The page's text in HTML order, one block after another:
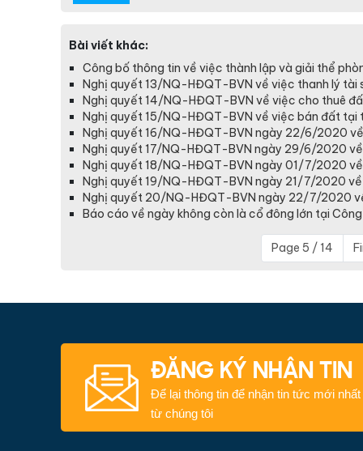
Bài viết khác:
Công bố thông tin về việc thành lập và giải thể
Nghị quyết 13/NQ-HĐQT-BVN về việc thanh lý
Nghị quyết 14/NQ-HĐQT-BVN về việc cho thuê
Nghị quyết 15/NQ-HĐQT-BVN về việc bán đất tại
Nghị quyết 16/NQ-HĐQT-BVN ngày 22/6/2020
Nghị quyết 17/NQ-HĐQT-BVN ngày 29/6/2020 về
Nghị quyết 18/NQ-HĐQT-BVN ngày 01/7/2020 về
Nghị quyết 19/NQ-HĐQT-BVN ngày 21/7/2020
Nghị quyết 20/NQ-HĐQT-BVN ngày 22/7/2020
Báo cáo về ngày không còn là cổ đông lớn tại
Page 5 / 14
ĐĂNG KÝ NHẬN TIN
Để lại thông tin để nhận tin tức mới nhất
từ chúng tôi